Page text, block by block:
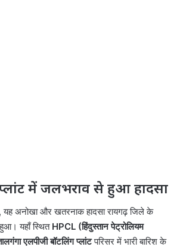
प्लांट में जलभराव से हुआ हादसा
यह अनोखा और खतरनाक हादसा रायगढ़ जिले के
यहाँ स्थित HPCL (हिंदुस्तान पेट्रोलियम
एलपीजी बॉटलिंग प्लांटपरिसर में भारी बारिश के